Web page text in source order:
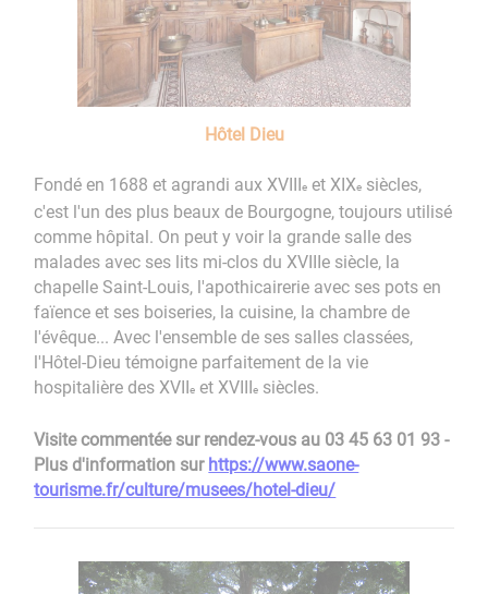
Hôtel Dieu
Fondé en 1688 et agrandi aux XVIIIe et XIXe siècles,
c'est l'un des plus beaux de Bourgogne, toujours utilisé
comme hôpital. On peut y voir la grande salle des
malades avec ses lits mi-clos du XVIIIe siècle, la
chapelle Saint-Louis, l'apothicairerie avec ses pots en
faïence et ses boiseries, la cuisine, la chambre de
l'évêque... Avec l'ensemble de ses salles classées,
l'Hôtel-Dieu témoigne parfaitement de la vie
hospitalière des XVIIe et XVIIIe siècles.
Visite commentée sur rendez-vous au 03 45 63 01 93 -
Plus d'information sur https://www.saone-
tourisme.fr/culture/musees/hotel-dieu/